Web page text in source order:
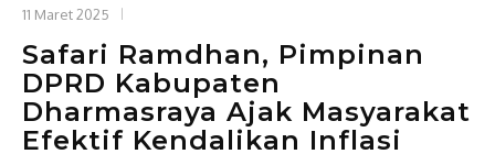
11 Maret 2025
Safari Ramdhan, Pimpinan
DPRD Kabupaten
Dharmasraya Ajak Masyarakat
Efektif Kendalikan Inflasi